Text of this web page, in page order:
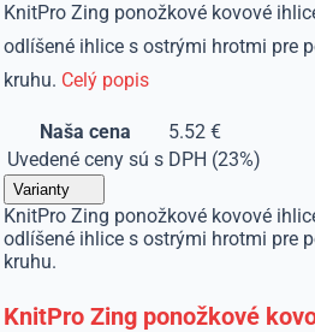
KnitPro Zing ponožkové kovové
odlíšené ihlice s ostrými hrotmi pre
kruhu. Celý popis
Naša cena
5.52 €
Uvedené ceny sú s DPH (23%)
Varianty
KnitPro Zing ponožkové kovové
odlíšené ihlice s ostrými hrotmi pre
kruhu.
KnitPro Zing ponožkové